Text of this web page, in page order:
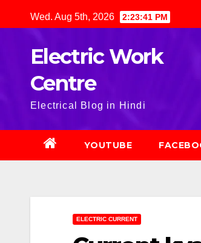
to
Wed. Aug 5th, 2026 2:23:42 PM
Electric Work
Centre
Electrical Blog in Hindi
YOUTUBE
ELECTRIC CURRENT